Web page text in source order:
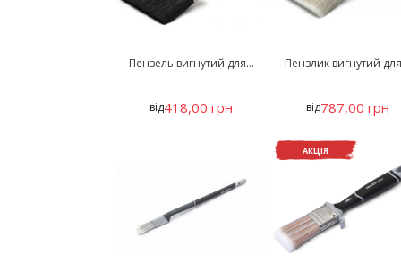
Пензель вигнутий для...
від418,00 грн
Пензлик вигнутий
від787,00 грн
АКЦІЯ